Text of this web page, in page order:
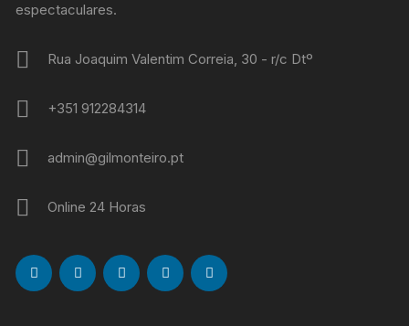
espectaculares.
Rua Joaquim Valentim Correia, 30 - r/c Dtº
+351 912284314
admin@gilmonteiro.pt
Online 24 Horas